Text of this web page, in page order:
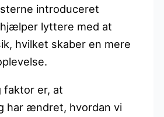
introduceret
lyttere med at
hvilket skaber en mere
faktor er, at
har ændret, hvordan vi